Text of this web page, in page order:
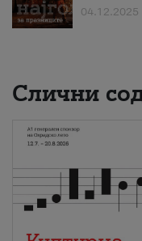
04.12.2025
Слични